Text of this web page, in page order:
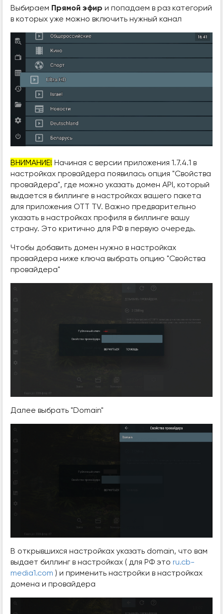
Выбираем Прямой эфири попадаем в раз категорий
в которых уже можно включить нужный канал
ВНИМАНИЕ! Начиная с версии приложения 1.7.4.1 в
настройках провайдера появилась опция "Свойства
провайдера", где можно указать домен API, который
выдается в биллинге в настройках вашего пакета
для приложения OTT TV. Важно предварительно
указать в настройках профиля в биллинге вашу
страну. Это критично для РФ в первую очередь.
Чтобы добавить домен нужно в настройках
провайдера ниже ключа выбрать опцию "Свойства
провайдера"
Далее выбрать "Domain"
В открывшихся настройках указать domain, что вам
выдает биллинг в настройках ( для РФ этоru.cb-
media1.com ) и применить настройки в настройках
домена и провайдера